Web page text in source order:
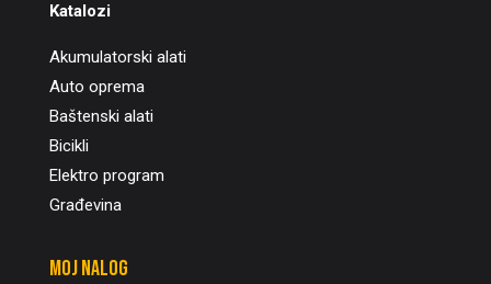
Katalozi
Akumulatorski alati
Auto oprema
Baštenski alati
Bicikli
Elektro program
Građevina
Moj nalog